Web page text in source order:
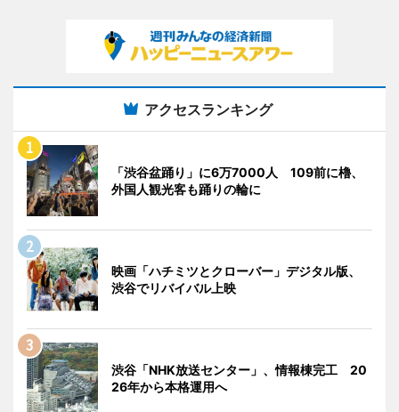
アクセスランキング
「渋谷盆踊り」に6万7000人 109前に櫓、
外国人観光客も踊りの輪に
映画「ハチミツとクローバー」デジタル版、
渋谷でリバイバル上映
渋谷「NHK放送センター」、情報棟完工 20
26年から本格運用へ